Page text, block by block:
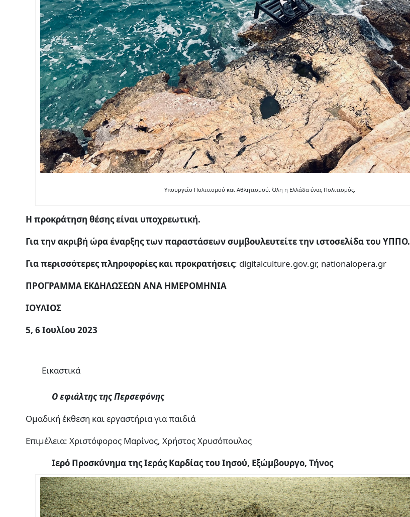
Υπουργείο Πολιτισμού και Αθλητισμού. Όλη η Ελλάδα ένας Πολιτισμός.
Η προκράτηση θέσης είναι υποχρεωτική.
Για την ακριβή ώρα έναρξης των παραστάσεων συμβουλευτείτε την ιστοσελίδα του ΥΠΠΟ.
Για περισσότερες πληροφορίες και προκρατήσεις: digitalculture.gov.gr, nationalopera.gr
ΠΡΟΓΡΑΜΜΑ ΕΚΔΗΛΩΣΕΩΝ ΑΝΑ ΗΜΕΡΟΜΗΝΙΑ
ΙΟΥΛΙΟΣ
5, 6 Ιουλίου 2023
Εικαστικά
Ο εφιάλτης της Περσεφόνης
Ομαδική έκθεση και εργαστήρια για παιδιά
Επιμέλεια: Χριστόφορος Μαρίνος, Χρήστος Χρυσόπουλος
Ιερό Προσκύνημα της Ιεράς Καρδίας του Ιησού, Εξώμβουργο, Τήνος